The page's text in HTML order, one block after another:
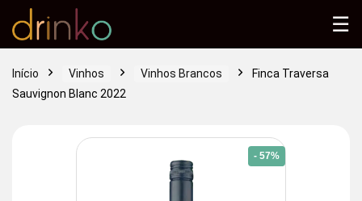
Início Vinhos Vinhos Brancos
Finca Traversa
Sauvignon Blanc 2022
- 57%
☰